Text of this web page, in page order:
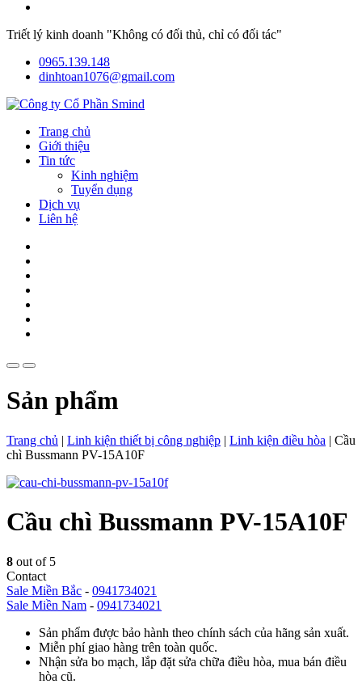
Triết lý kinh doanh "Không có đối thủ, chỉ có đối tác"
0965.139.148
dinhtoan1076@gmail.com
Trang chủ
Giới thiệu
Tin tức
Kinh nghiệm
Tuyển dụng
Dịch vụ
Liên hệ
Sản phẩm
Trang chủ | Linh kiện thiết bị công nghiệp | Linh kiện điều hòa | Cầu
chì Bussmann PV-15A10F
Cầu chì Bussmann PV-15A10F
8 out of 5
Contact
Sale Miền Bắc - 0941734021
Sale Miền Nam - 0941734021
Sản phẩm được bảo hành theo chính sách của hãng sản xuất.
Miễn phí giao hàng trên toàn quốc.
Nhận sửa bo mạch, lắp đặt sửa chữa điều hòa, mua bán điều
hòa cũ.